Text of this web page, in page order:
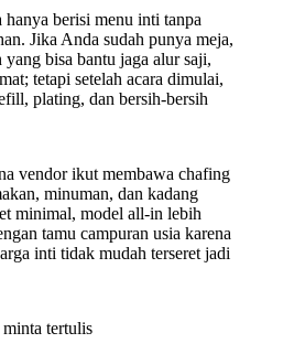
hanya berisi menu inti tanpa
Jika Anda sudah punya meja,
bisa bantu jaga alur saji,
tetapi setelah acara dimulai,
plating, dan bersih-bersih
vendor ikut membawa chafing
minuman, dan kadang
minimal, model all-in lebih
tamu campuran usia karena
inti tidak mudah terseret jadi
tertulis